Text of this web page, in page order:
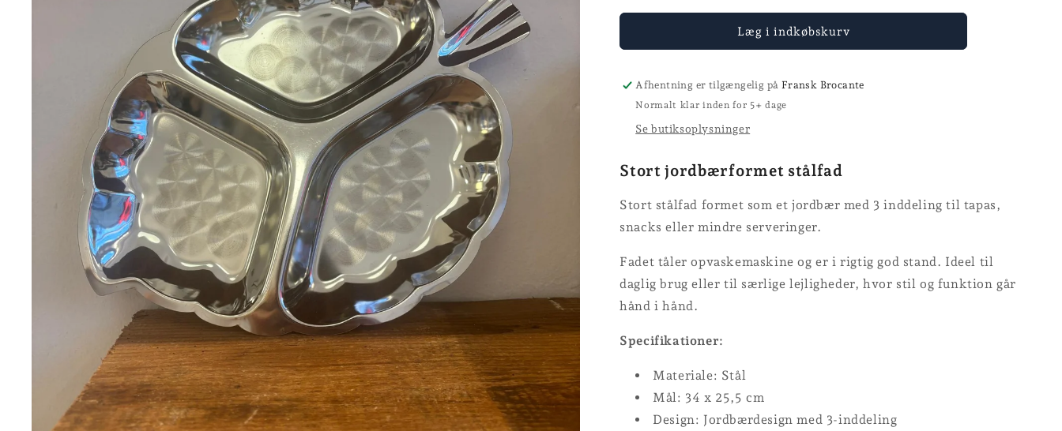
for
for
StålfadLæg i indkøbskurv
Afhentning er tilgængelig på Fransk Brocante
Normalt klar inden for 5+ dage
Se butiksoplysninger
Stort jordbærformet stålfad
Stort stålfad formet som et jordbær med 3 inddeling til tapas,
snacks eller mindre serveringer.
Fadet tåler opvaskemaskine og er i rigtig god stand. Ideel til
daglig brug eller til særlige lejligheder, hvor stil og funktion går
hånd i hånd.
Specifikationer:
Materiale: Stål
Mål: 34 x 25,5 cm
Design: Jordbærdesign med 3-inddeling